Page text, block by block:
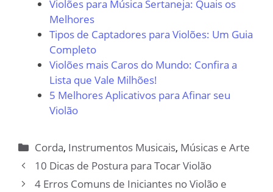
Violões para Música Sertaneja: Quais os
Melhores
Tipos de Captadores para Violões: Um Guia
Completo
Violões mais Caros do Mundo: Confira a
Lista que Vale Milhões!
5 Melhores Aplicativos para Afinar seu
Violão
Categorias
Corda, Instrumentos Musicais, Músicas e Arte
10 Dicas de Postura para Tocar Violão
4 Erros Comuns de Iniciantes no Violão e